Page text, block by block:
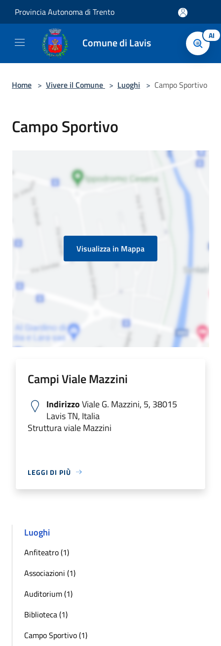
Provincia Autonoma di Trento
Comune di Lavis AI
Home > Vivere il Comune > Luoghi > Campo Sportivo
Campo Sportivo
Visualizza in Mappa
Campi Viale Mazzini
IndirizzoViale G. Mazzini, 5, 38015
Lavis TN, Italia
Struttura viale Mazzini
LEGGI DI PIÙ
Luoghi
Anfiteatro (1)
Associazioni (1)
Auditorium (1)
Biblioteca (1)
Campo Sportivo (1)